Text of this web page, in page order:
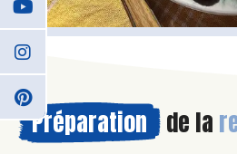
Préparation de la